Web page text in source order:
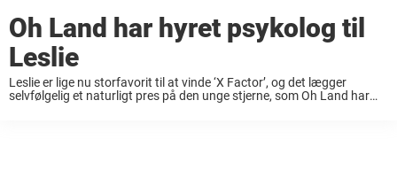
Oh Land har hyret psykolog til
Leslie
Leslie er lige nu storfavorit til at vinde ‘X Factor’, og det lægger
selvfølgelig et naturligt pres på den unge stjerne, som Oh Land har